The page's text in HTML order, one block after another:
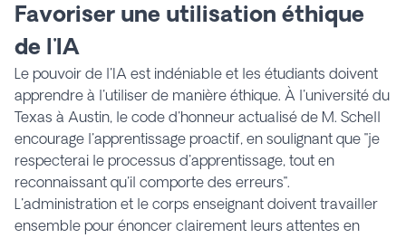
Favoriser une utilisation éthique
de l'IA
Le pouvoir de l'IA est indéniable et les étudiants doivent
apprendre à l'utiliser de manière éthique. À l'université du
Texas à Austin, le code d'honneur actualisé de M. Schell
encourage l'apprentissage proactif, en soulignant que "je
respecterai le processus d'apprentissage, tout en
reconnaissant qu'il comporte des erreurs".
L'administration et le corps enseignant doivent travailler
ensemble pour énoncer clairement leurs attentes en